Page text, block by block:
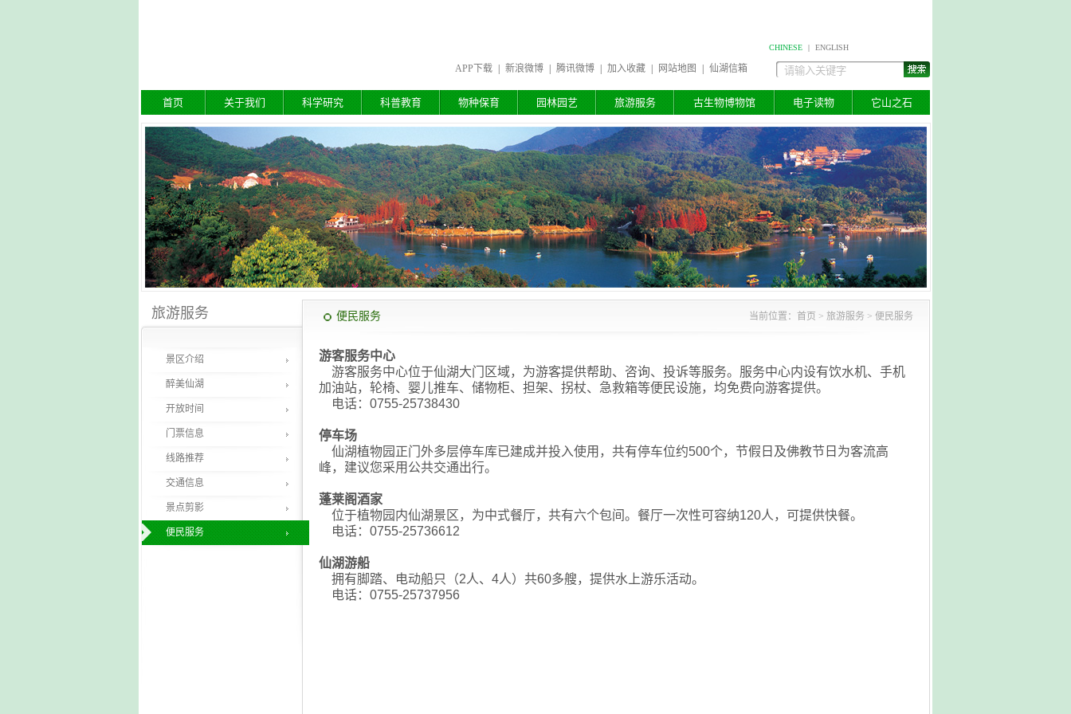
CHINESE | ENGLISH
APP下载 新浪微博 腾讯微博 加入收藏 网站地图 仙湖信箱
首页 关于我们 科学研究 科普教育 物种保育 园林园艺 旅游服务 古生物博物馆 电子读物 它山之石
当前位置： 首页 > 旅游服务 > 便民服务
便民服务
游客服务中心
游客服务中心位于仙湖大门区域，为游客提供帮助、咨询、投诉等服务。服务中心内设有饮水机、手机
加油站，轮椅、婴儿推车、储物柜、担架、拐杖、急救箱等便民设施，均免费向游客提供。
电话：0755-25738430
停车场
仙湖植物园正门外多层停车库已建成并投入使用，共有停车位约500个，节假日及佛教节日为客流高
峰，建议您采用公共交通出行。
蓬莱阁酒家
位于植物园内仙湖景区，为中式餐厅，共有六个包间。餐厅一次性可容纳120人，可提供快餐。
电话：0755-25736612
仙湖游船
拥有脚踏、电动船只（2人、4人）共60多艘，提供水上游乐活动。
电话：0755-25737956
旅游服务
景区介绍
醉美仙湖
开放时间
门票信息
线路推荐
交通信息
景点剪影
便民服务